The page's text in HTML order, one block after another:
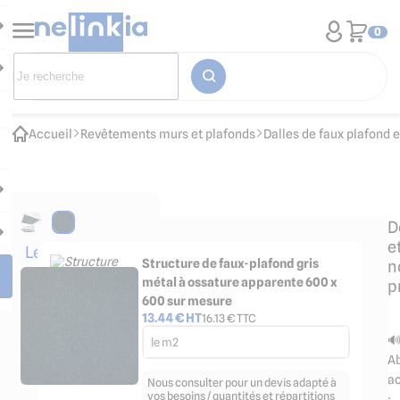
0
Accueil Revêtements murs et plafonds Dalles de faux plafond
Les
accessoires
Structure de faux-plafond gris
métal à ossature apparente 600 x
600 sur mesure
13.44€ HT16.13€ TTC
le m2
Nous consulter pour un devis adapté à
vos besoins / quantités et répartitions
🔊